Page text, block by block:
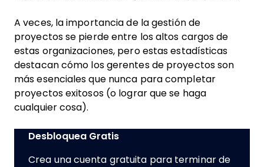
A veces, la importancia de la gestión de
proyectos se pierde entre los altos cargos de
estas organizaciones, pero estas estadísticas
destacan cómo los gerentes de proyectos son
más esenciales que nunca para completar
proyectos exitosos (o lograr que se haga
cualquier cosa).
Desbloquea Gratis
Crea una cuenta gratuita para terminar de